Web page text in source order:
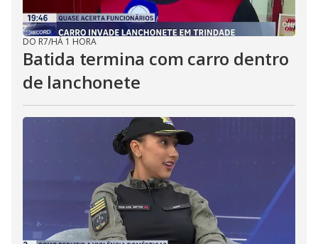
DO R7/HÁ 1 HORA
Batida termina com carro dentro
de lanchonete